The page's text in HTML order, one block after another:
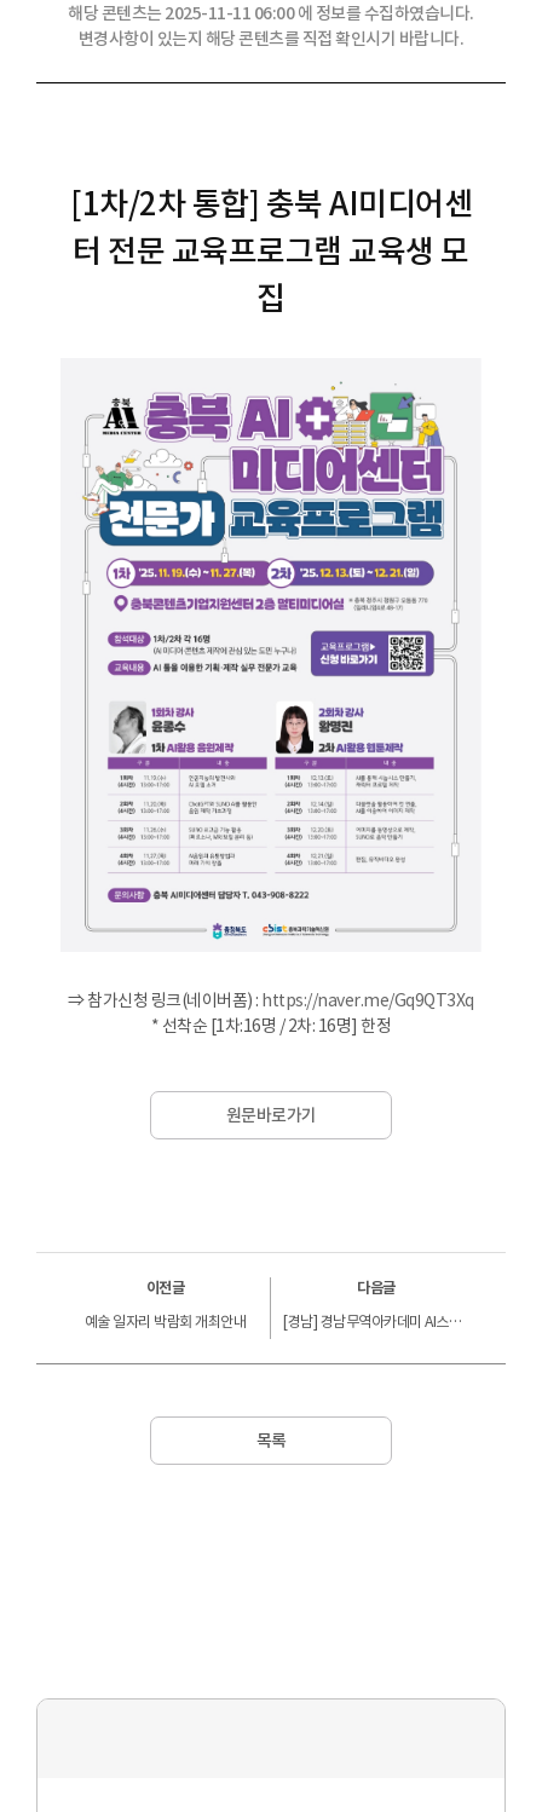
해당 콘텐츠는 2025-11-11 06:00 에 정보를 수집하였습니다.
변경사항이 있는지 해당 콘텐츠를 직접 확인시기 바랍니다.
[1차/2차 통합] 충북 AI미디어센
터 전문 교육프로그램 교육생 모
집
⇒ 참가신청 링크(네이버폼) : https://naver.me/Gq9QT3Xq
* 선착순 [1차:16명 / 2차: 16명] 한정
원문바로가기
이전글
예술 일자리 박람회 개최안내
다음글
[경남] 경남무역아카데미 AI스쿨 중급 심화과정 모집안내 (~11/19(수))
목록